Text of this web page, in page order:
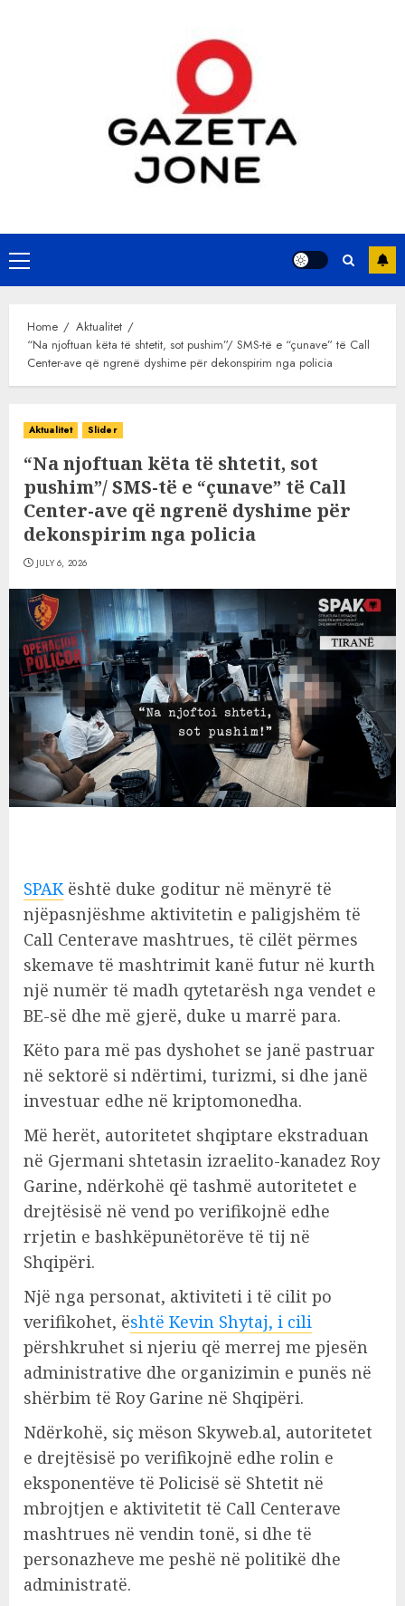
Primary
Menu
Home
Aktualitet
“Na njoftuan këta të shtetit, sot pushim”/ SMS-të e “çunave” të Call
Center-ave që ngrenë dyshime për dekonspirim nga policia
Aktualitet Slider
“Na njoftuan këta të shtetit, sot
pushim”/ SMS-të e “çunave” të Call
Center-ave që ngrenë dyshime për
dekonspirim nga policia
JULY 6, 2026
SPAK është duke goditur në mënyrë të
njëpasnjëshme aktivitetin e paligjshëm të
Call Centerave mashtrues, të cilët përmes
skemave të mashtrimit kanë futur në kurth
një numër të madh qytetarësh nga vendet e
BE-së dhe më gjerë, duke u marrë para.
Këto para më pas dyshohet se janë pastruar
në sektorë si ndërtimi, turizmi, si dhe janë
investuar edhe në kriptomonedha.
Më herët, autoritetet shqiptare ekstraduan
në Gjermani shtetasin izraelito-kanadez Roy
Garine, ndërkohë që tashmë autoritetet e
drejtësisë në vend po verifikojnë edhe
rrjetin e bashkëpunëtorëve të tij në
Shqipëri.
Një nga personat, aktiviteti i të cilit po
verifikohet, është Kevin Shytaj, i cili
përshkruhet si njeriu që merrej me pjesën
administrative dhe organizimin e punës në
shërbim të Roy Garine në Shqipëri.
Ndërkohë, siç mëson Skyweb.al, autoritetet
e drejtësisë po verifikojnë edhe rolin e
eksponentëve të Policisë së Shtetit në
mbrojtjen e aktivitetit të Call Centerave
mashtrues në vendin tonë, si dhe të
personazheve me peshë në politikë dhe
administratë.